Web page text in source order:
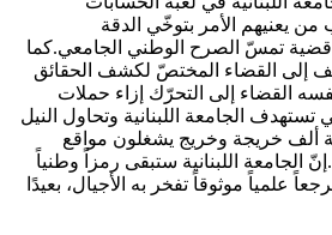
يعنيهم الأمر بتوخّي الدقة
قضية تمسّ الصرح الوطني الجامعي.كما
إلى القضاء المختصّ لكشف الحقائق
القضاء إلى التحرّك إزاء حملات
تستهدف الجامعة اللبنانية وتحاول النيل
ألف خريجة وخريج يشغلون مواقع
الجامعة اللبنانية ستبقى رمزاً وطنياً
علمياً موثوقاً تفخر به الأجيال، بعيدًا